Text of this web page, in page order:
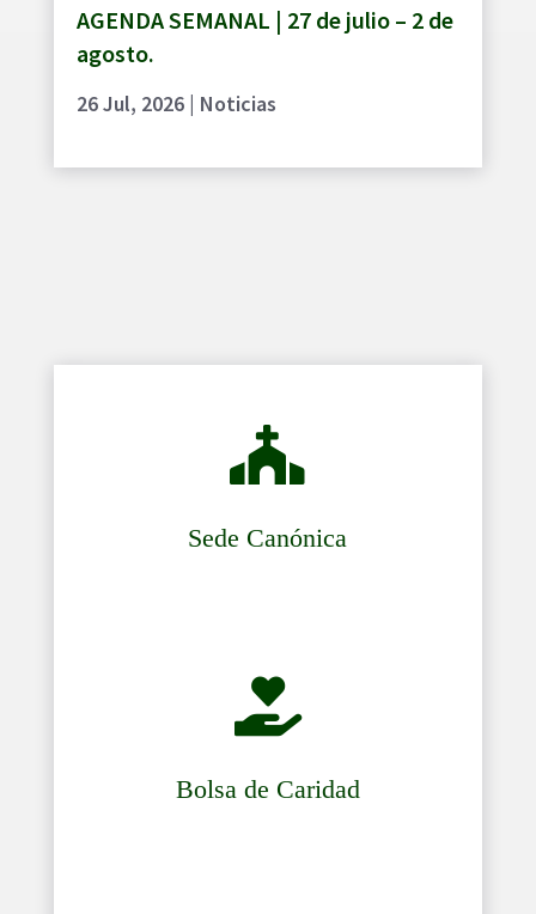
AGENDA SEMANAL | 27 de julio – 2 de
agosto.
26 Jul, 2026| Noticias

Sede Canónica

Bolsa de Caridad